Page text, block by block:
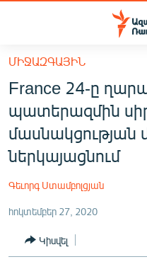
Մատչելիության
հիմնական
բովանդակությանը
հիմնական
մենյուին
Որոնում
ՔԱՂԱՔԱԿԱՆ
ԸՆՏՐՈՒԹՅՈՒՆՆԵՐ 2026
ՄԻՋԱԶԳԱՅԻՆ
France 24-ը
պատերազմին
մասնակցության
ներկայացնում
Գեւորգ Ստամբոլցյան
հոկտեմբեր 27, 2020
Կիսվել